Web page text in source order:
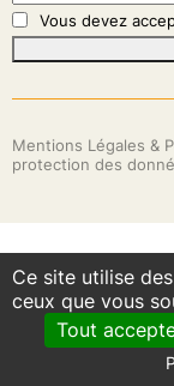
Vous devez
Mentions Légales &
protection des
Ce site utilise
ceux que vous
Tout